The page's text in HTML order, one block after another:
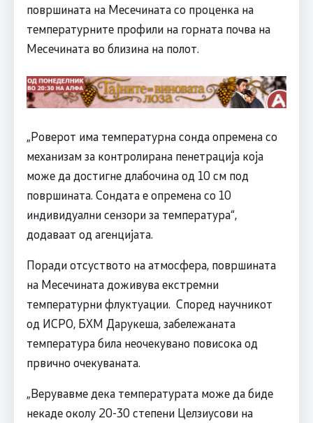
површината на Месечината со проценка на
температурните профили на горната почва на
Месечината во близина на полот.
„Роверот има температурна сонда опремена со
механизам за контролирана пенетрација која
може да достигне длабочина од 10 см под
површината. Сондата е опремена со 10
индивидуални сензори за температура“,
додаваат од агенцијата.
Поради отсуството на атмосфера, површината
на Месечината доживува екстремни
температурни флуктуации. Според научникот
од ИСРО, БХМ Дарукеша, забележаната
температура била неочекувано повисока од
првично очекуваната.
„Верувавме дека температурата може да биде
некаде околу 20-30 степени Целзиусови на